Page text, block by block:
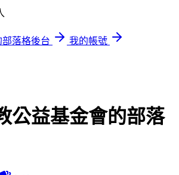
部落格後台
我的帳號
公益基金會的部落